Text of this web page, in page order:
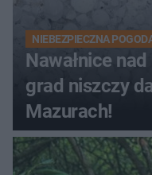
NIEBEZPIECZNA
Nawałnice
grad niszczy
Mazurach!